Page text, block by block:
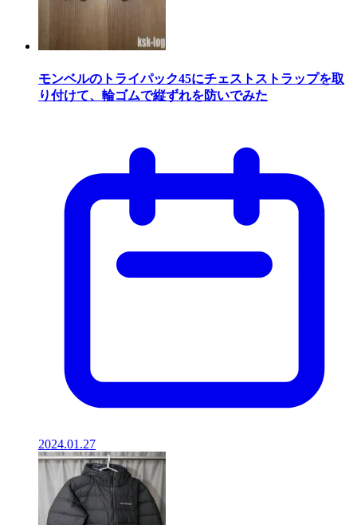
モンベルのトライパック45にチェストストラップを取
り付けて、輪ゴムで縦ずれを防いでみた
2024.01.27